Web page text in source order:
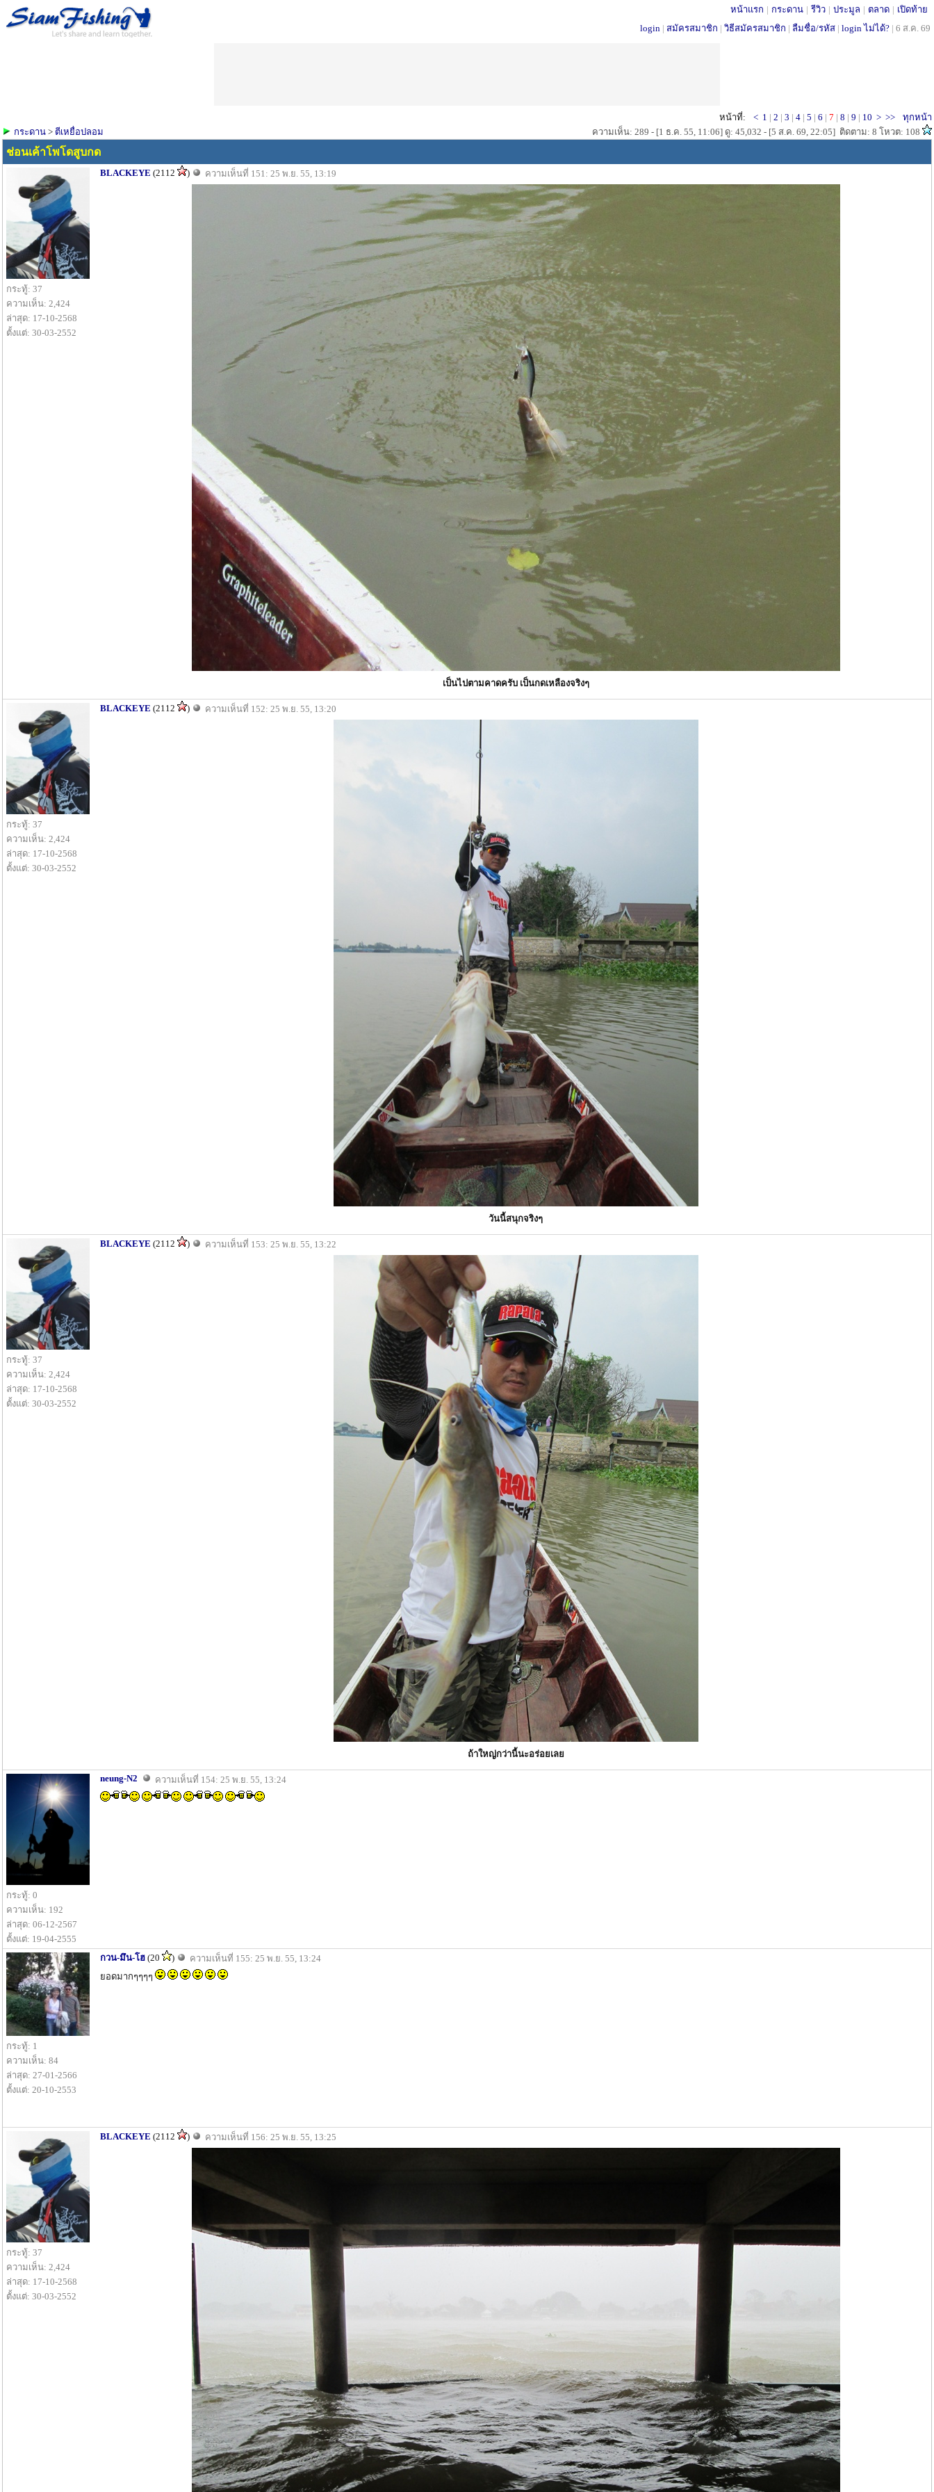
หน้าแรก | กระดาน | รีวิว | ประมูล | ตลาด | เปิดท้าย
login | สมัครสมาชิก | วิธีสมัครสมาชิก | ลืมชื่อ/รหัส | login ไม่ได้? | 6 ส.ค. 69
หน้าที่: < 1 | 2 | 3 | 4 | 5 | 6 | 7 | 8 | 9 | 10 > >>
ทุกหน้า
กระดาน > ตีเหยื่อปลอม ความเห็น: 289 - [1 ธ.ค. 55, 11:06] ดู: 45,032 - [5 ส.ค. 69, 22:05] ติดตาม: 8 โหวต: 108
ช่อนเค้าโพโดสูบกด
กระทู้: 37
ความเห็น: 2,424
ล่าสุด: 17-10-2568
ตั้งแต่: 30-03-2552
BLACKEYE (2112 ) ความเห็นที่ 151: 25 พ.ย. 55, 13:19
เป็นไปตามคาดครับ เป็นกดเหลืองจริงๆ
กระทู้: 37
ความเห็น: 2,424
ล่าสุด: 17-10-2568
ตั้งแต่: 30-03-2552
BLACKEYE (2112 ) ความเห็นที่ 152: 25 พ.ย. 55, 13:20
วันนี้สนุกจริงๆ
กระทู้: 37
ความเห็น: 2,424
ล่าสุด: 17-10-2568
ตั้งแต่: 30-03-2552
BLACKEYE (2112 ) ความเห็นที่ 153: 25 พ.ย. 55, 13:22
ถ้าใหญ่กว่านี้นะอร่อยเลย
กระทู้: 0
ความเห็น: 192
ล่าสุด: 06-12-2567
ตั้งแต่: 19-04-2555
neung-N2 ความเห็นที่ 154: 25 พ.ย. 55, 13:24
กระทู้: 1
ความเห็น: 84
ล่าสุด: 27-01-2566
ตั้งแต่: 20-10-2553
กวน-มึน-โฮ (20 )
ความเห็นที่ 155: 25 พ.ย. 55, 13:24
ยอดมากๆๆๆๆ
กระทู้: 37
ความเห็น: 2,424
ล่าสุด: 17-10-2568
ตั้งแต่: 30-03-2552
BLACKEYE (2112 ) ความเห็นที่ 156: 25 พ.ย. 55, 13:25